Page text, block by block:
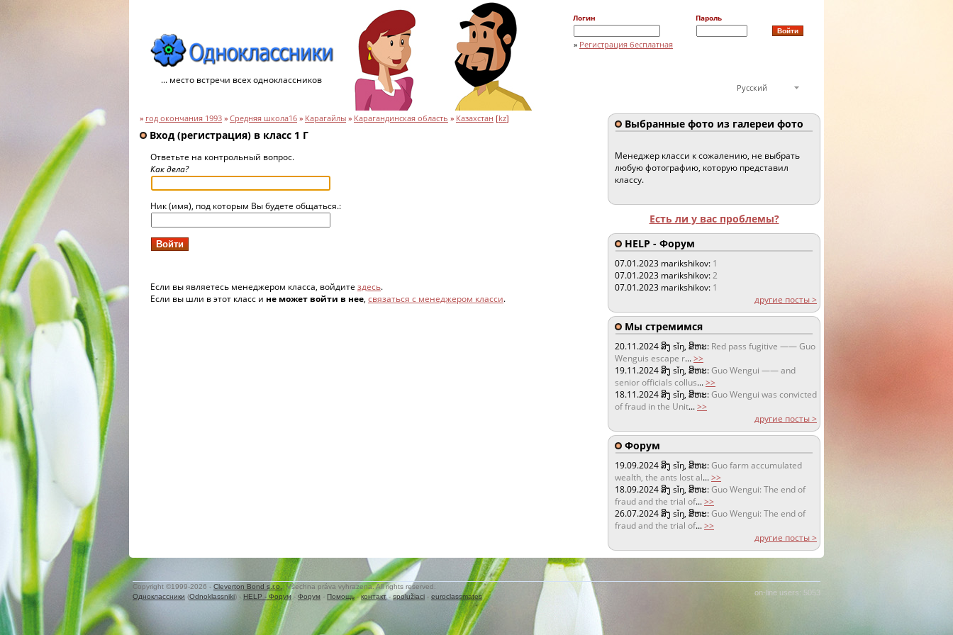
... место встречи всех одноклассников
Логин Пароль
» Регистрация бесплатная
Русский
» год окончания 1993 » Средняя школа16 » Карагайлы » Карагандинская область » Казахстан [kz]
Вход (регистрация) в класс 1 Г
Ответьте на контрольный вопрос.
Как дела?
Ник (имя), под которым Вы будете общаться.:
Если вы являетесь менеджером класса, войдите здесь.
Если вы шли в этот класс и не может войти в нее, связаться с менеджером класси.
Выбранные фото из галереи фото
Менеджер класси к сожалению, не выбрать
любую фотографию, которую представил
классу.
Есть ли у вас проблемы?
HELP - Форум
07.01.2023 marikshikov: 1
07.01.2023 marikshikov:2
07.01.2023 marikshikov: 1
другие посты >
Мы стремимся
20.11.2024ສິງ sǐŋ, ສິຫະ: Red pass fugitive —— Guo
Wenguis escape r...>>
19.11.2024ສິງ sǐŋ, ສິຫະ:Guo Wengui —— and
senior officials collus...>>
18.11.2024ສິງ sǐŋ, ສິຫະ:Guo Wengui was convicted
of fraud in the Unit...>>
другие посты >
Форум
19.09.2024ສິງ sǐŋ, ສິຫະ:Guo farm accumulated
wealth, the ants lost al...>>
18.09.2024ສິງ sǐŋ, ສິຫະ:Guo Wengui: The end of
fraud and the trial of...>>
26.07.2024ສິງ sǐŋ, ສິຫະ:Guo Wengui: The end of
fraud and the trial of...>>
другие посты >
on-line users: 5053
Copyright ©1999-2026 - Cleverton Bond s.r.o.
. Všechna práva vyhrazena. All rights reserved.
Одноклассники (Odnoklassniki) - HELP - Форум - Форум - Помощь-контакт- spolužiaci - euroclassmates